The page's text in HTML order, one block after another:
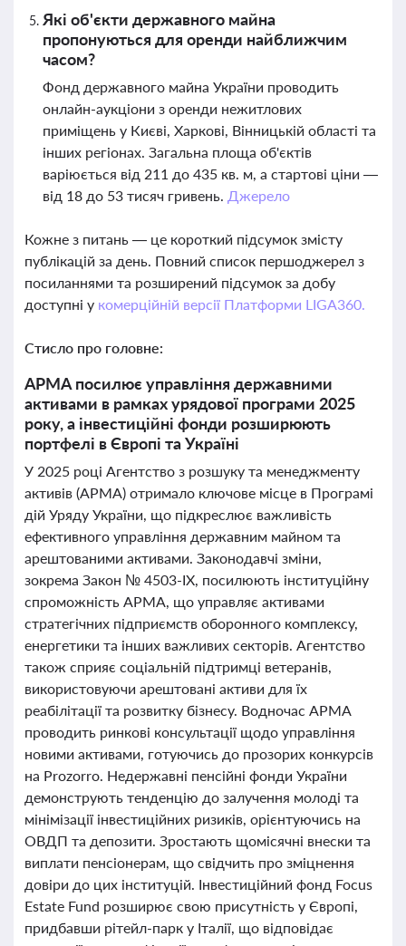
Які об'єкти державного майна
пропонуються для оренди найближчим
часом?
Фонд державного майна України проводить
онлайн-аукціони з оренди нежитлових
приміщень у Києві, Харкові, Вінницькій області та
інших регіонах. Загальна площа об'єктів
варіюється від 211 до 435 кв. м, а стартові ціни —
від 18 до 53 тисяч гривень. Джерело
Кожне з питань — це короткий підсумок змісту
публікацій за день. Повний список першоджерел з
посиланнями та розширений підсумок за добу
доступні у комерційній версії Платформи LIGA360.
Стисло про головне:
АРМА посилює управління державними
активами в рамках урядової програми 2025
року, а інвестиційні фонди розширюють
портфелі в Європі та Україні
У 2025 році Агентство з розшуку та менеджменту
активів (АРМА) отримало ключове місце в Програмі
дій Уряду України, що підкреслює важливість
ефективного управління державним майном та
арештованими активами. Законодавчі зміни,
зокрема Закон № 4503-IX, посилюють інституційну
спроможність АРМА, що управляє активами
стратегічних підприємств оборонного комплексу,
енергетики та інших важливих секторів. Агентство
також сприяє соціальній підтримці ветеранів,
використовуючи арештовані активи для їх
реабілітації та розвитку бізнесу. Водночас АРМА
проводить ринкові консультації щодо управління
новими активами, готуючись до прозорих конкурсів
на Prozorro. Недержавні пенсійні фонди України
демонструють тенденцію до залучення молоді та
мінімізації інвестиційних ризиків, орієнтуючись на
ОВДП та депозити. Зростають щомісячні внески та
виплати пенсіонерам, що свідчить про зміцнення
довіри до цих інституцій. Інвестиційний фонд Focus
Estate Fund розширює свою присутність у Європі,
придбавши рітейл-парк у Італії, що відповідає